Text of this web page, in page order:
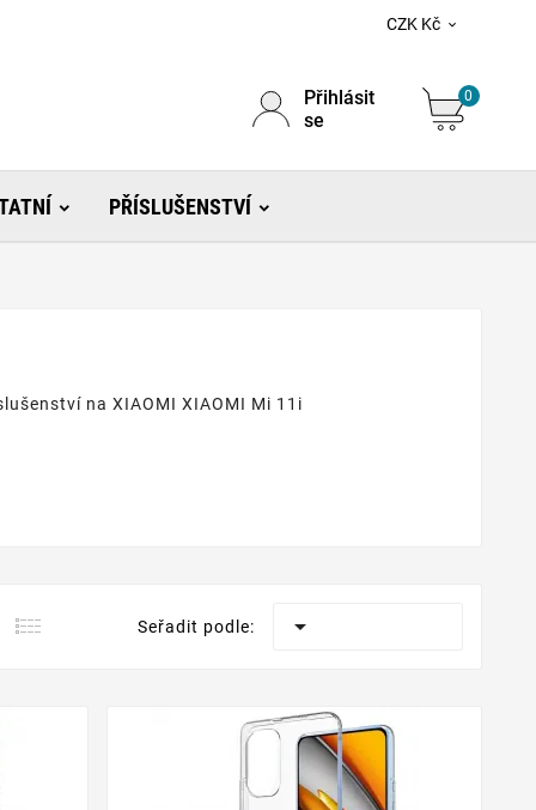
CZK Kč 
Přihlásit
se
0
PŘÍSLUŠENSTVÍ
na XIAOMI XIAOMI Mi 11i
Seřadit podle: 